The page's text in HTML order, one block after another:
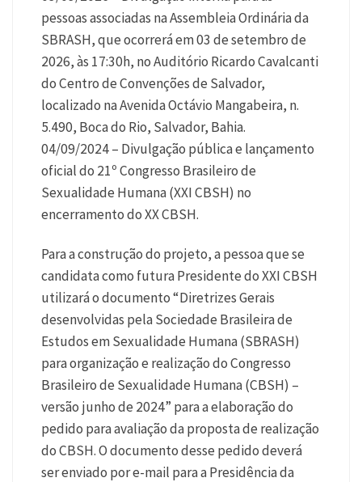
pessoas associadas na Assembleia Ordinária da
SBRASH, que ocorrerá em 03 de setembro de
2026, às 17:30h, no Auditório Ricardo Cavalcanti
do Centro de Convenções de Salvador,
localizado na Avenida Octávio Mangabeira, n.
5.490, Boca do Rio, Salvador, Bahia.
04/09/2024 – Divulgação pública e lançamento
oficial do 21º Congresso Brasileiro de
Sexualidade Humana (XXI CBSH) no
encerramento do XX CBSH.
Para a construção do projeto, a pessoa que se
candidata como futura Presidente do XXI CBSH
utilizará o documento “Diretrizes Gerais
desenvolvidas pela Sociedade Brasileira de
Estudos em Sexualidade Humana (SBRASH)
para organização e realização do Congresso
Brasileiro de Sexualidade Humana (CBSH) –
versão junho de 2024” para a elaboração do
pedido para avaliação da proposta de realização
do CBSH. O documento desse pedido deverá
ser enviado por e-mail para a Presidência da